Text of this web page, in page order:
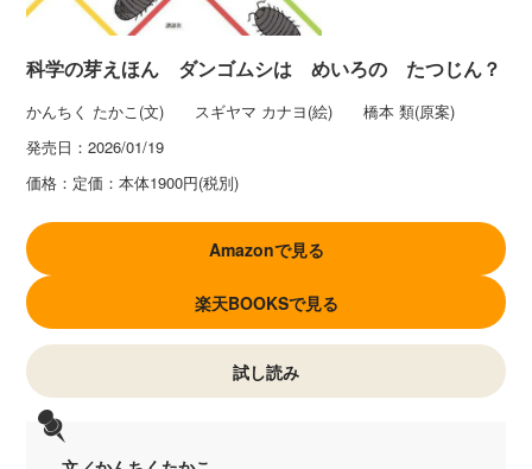
科学の芽えほん ダンゴムシは めいろの たつじん？
かんちく たかこ(文) スギヤマ カナヨ(絵) 橋本 類(原案)
発売日：2026/01/19
価格： 定価：本体1900円(税別)
Amazonで見る
楽天BOOKSで見る
試し読み